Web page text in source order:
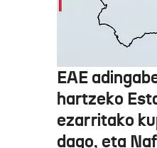
EAE
hartzeko
ezarritako
dago, eta